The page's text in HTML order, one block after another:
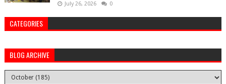
July 26, 2026 0
CATEGORIES
BLOG ARCHIVE